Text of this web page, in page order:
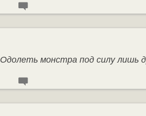
Одолеть монстра под силу лишь